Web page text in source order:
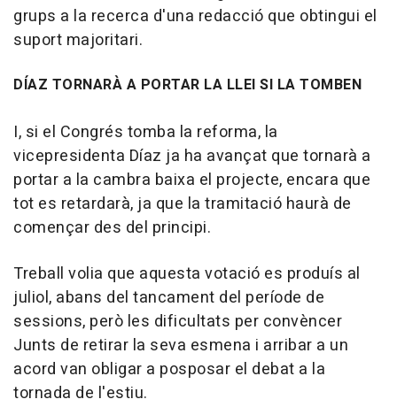
grups a la recerca d'una redacció que obtingui el
suport majoritari.
DÍAZ TORNARÀ A PORTAR LA LLEI SI LA TOMBEN
I, si el Congrés tomba la reforma, la
vicepresidenta Díaz ja ha avançat que tornarà a
portar a la cambra baixa el projecte, encara que
tot es retardarà, ja que la tramitació haurà de
començar des del principi.
Treball volia que aquesta votació es produís al
juliol, abans del tancament del període de
sessions, però les dificultats per convèncer
Junts de retirar la seva esmena i arribar a un
acord van obligar a posposar el debat a la
tornada de l'estiu.